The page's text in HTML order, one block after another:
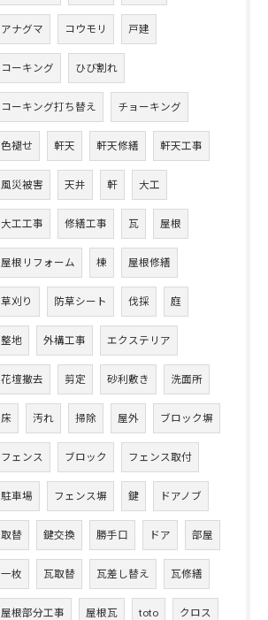
アナグマ コウモリ 戸建
コーキング ひび割れ
コーキング打ち替え チョーキング
色褪せ 軒天 軒天修繕 軒天工事
風災被害 天井 軒 大工
大工工事 修繕工事 瓦 屋根
屋根リフォーム 棟 屋根修繕
草刈り 防草シート 伐採 庭
整地 外構工事 エクステリア
花壇撤去 剪定 砂利敷き 洗面所
床 汚れ 掃除 屋外 ブロック塀
フェンス ブロック フェンス取付
駐車場 フェンス塀 鍵 ドアノブ
取替 鍵交換 勝手口 ドア 部屋
一枚 瓦取替 瓦差し替え 瓦修繕
屋根部分工事 屋根瓦 toto クロス